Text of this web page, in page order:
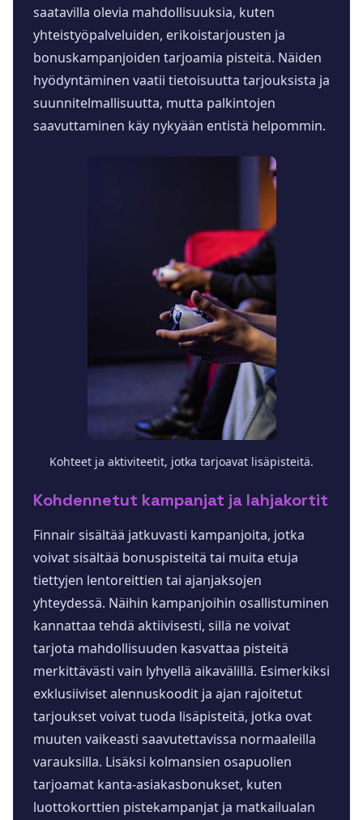
saatavilla olevia mahdollisuuksia, kuten
yhteistyöpalveluiden, erikoistarjousten ja
bonuskampanjoiden tarjoamia pisteitä. Näiden
hyödyntäminen vaatii tietoisuutta tarjouksista ja
suunnitelmallisuutta, mutta palkintojen
saavuttaminen käy nykyään entistä helpommin.
Kohteet ja aktiviteetit, jotka tarjoavat lisäpisteitä.
Kohdennetut kampanjat ja lahjakortit
Finnair sisältää jatkuvasti kampanjoita, jotka
voivat sisältää bonuspisteitä tai muita etuja
tiettyjen lentoreittien tai ajanjaksojen
yhteydessä. Näihin kampanjoihin osallistuminen
kannattaa tehdä aktiivisesti, sillä ne voivat
tarjota mahdollisuuden kasvattaa pisteitä
merkittävästi vain lyhyellä aikavälillä. Esimerkiksi
exklusiiviset alennuskoodit ja ajan rajoitetut
tarjoukset voivat tuoda lisäpisteitä, jotka ovat
muuten vaikeasti saavutettavissa normaaleilla
varauksilla. Lisäksi kolmansien osapuolien
tarjoamat kanta-asiakasbonukset, kuten
luottokorttien pistekampanjat ja matkailualan